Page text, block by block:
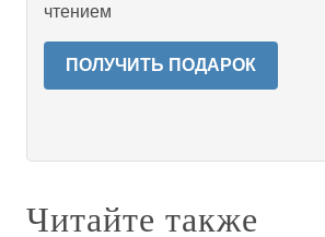
чтением
ПОЛУЧИТЬ ПОДАРОК
Читайте также